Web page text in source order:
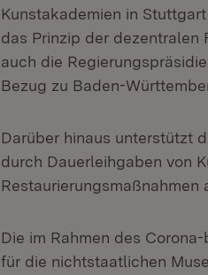
Kunstakademien in
das Prinzip der dezentralen
auch die
Bezug zu Baden-
Darüber hinaus unterstützt
durch Dauerleihgaben von
Restaurierungsmaßnahmen
Die im Rahmen des
für die nichtstaatlichen